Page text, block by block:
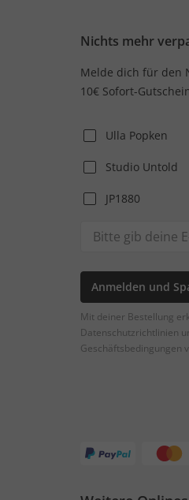
Nichts mehr
Melde dich für den
10€ Sofort-
Ulla Popken
Studio Untold
JP1880
Anmelden und
Mit deiner Bestellung
Datenschutzrichtlinien
Geschäftsbedingungen